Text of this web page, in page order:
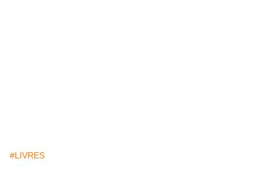
#LIVRES